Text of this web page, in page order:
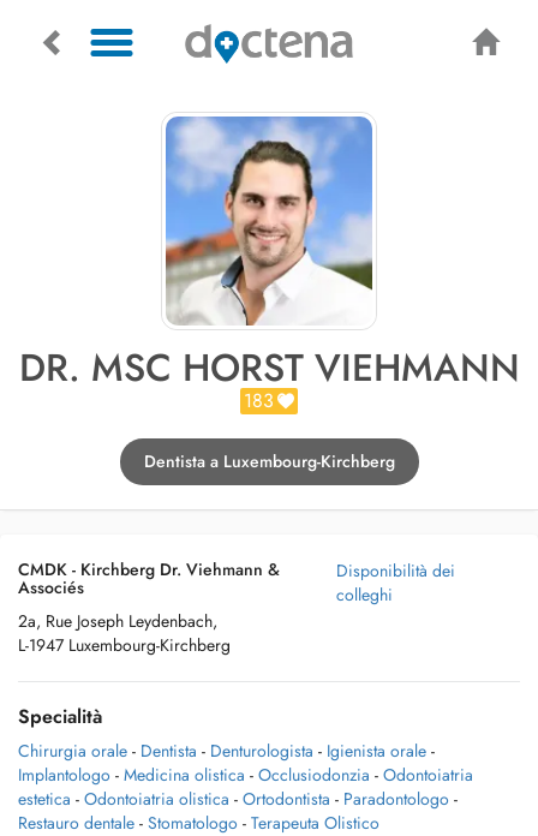
DR. MSC HORST VIEHMANN
183
Dentista a Luxembourg-Kirchberg
CMDK - Kirchberg Dr. Viehmann &
Associés
2a, Rue Joseph Leydenbach,
L-1947 Luxembourg-Kirchberg
Disponibilità dei
colleghi
Specialità
Chirurgia orale - Dentista - Denturologista - Igienista orale -
Implantologo - Medicina olistica - Occlusiodonzia - Odontoiatria
estetica - Odontoiatria olistica - Ortodontista - Paradontologo -
Restauro dentale - Stomatologo - Terapeuta Olistico